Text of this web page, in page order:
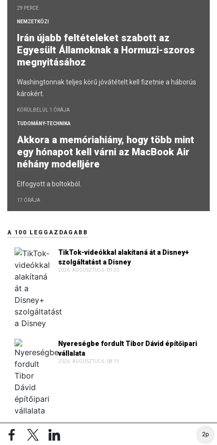
2p
29 PERCE
NEMZETKÖZI
Irán újabb feltételeket szabott az
Egyesült Államoknak a Hormuzi-szoros
megnyitásához
Washingtonnak teljes körű jóvátételt kell fizetnie a háborús
károkért.
KÖRÜLBELÜL 1 ÓRÁJA
TUDOMÁNY-TECHNIKA
Akkora a memóriahiány, hogy több mint
egy hónapot kell várni az MacBook Air
néhány modelljére
Elfogyott a boltokból.
17 ÓRÁJA
A 100 LEGGAZDAGABB
TikTok-videókkal alakítaná át a Disney+
szolgáltatást a Disney
2026. AUGUSZTUS 6. 09:30
Nyereségbe fordult Tibor Dávid építőipari
vállalata
2026. AUGUSZTUS 6. 08:19
Lakásokat vásárolt luxusbirtoka mögött a
fiatal ausztrál milliárdos